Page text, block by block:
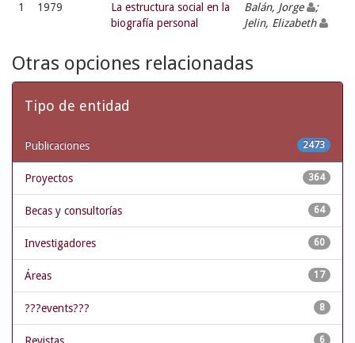
1 1979
La estructura social en la
biografía personal
Balán, Jorge
;
Jelin, Elizabeth
Otras opciones relacionadas
Tipo de entidad
2473
Publicaciones
364
Proyectos
64
Becas y consultorías
60
Investigadores
17
Áreas
8
???events???
6